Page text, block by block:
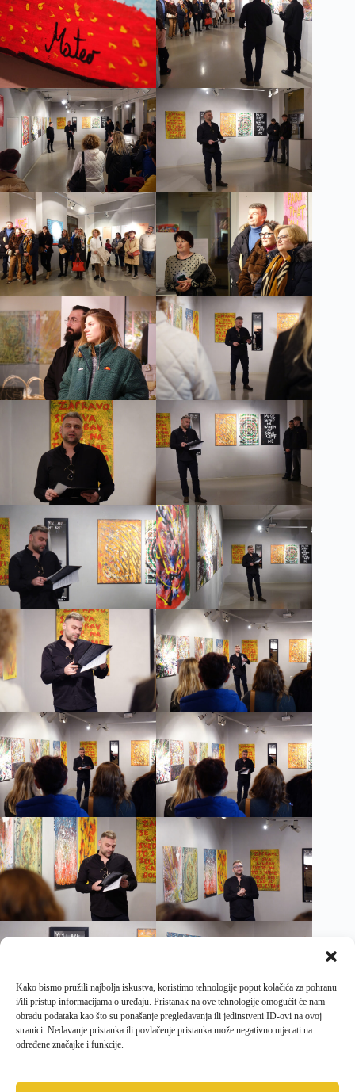
Kako bismo pružili najbolja iskustva, koristimo tehnologije poput kolačića za pohranu
i/ili pristup informacijama o uređaju. Pristanak na ove tehnologije omogućit će nam
obradu podataka kao što su ponašanje pregledavanja ili jedinstveni ID-ovi na ovoj
stranici. Nedavanje pristanka ili povlačenje pristanka može negativno utjecati na
određene značajke i funkcije.
PRETHODNI SLJEDEĆI